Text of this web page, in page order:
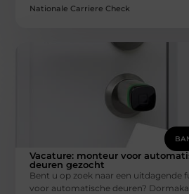
Nationale Carriere Check
Vacature: monteur voor
deuren gezocht
Bent u op zoek naar een uitdagende
voor automatische deuren?